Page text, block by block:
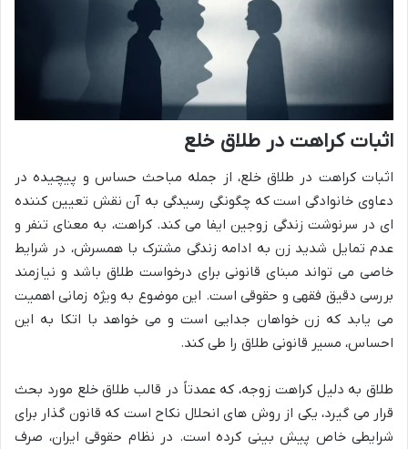
اثبات کراهت در طلاق خلع
اثبات کراهت در طلاق خلع، از جمله مباحث حساس و پیچیده در
دعاوی خانوادگی است که چگونگی رسیدگی به آن نقش تعیین کننده
ای در سرنوشت زندگی زوجین ایفا می کند. کراهت، به معنای تنفر و
عدم تمایل شدید زن به ادامه زندگی مشترک با همسرش، در شرایط
خاصی می تواند مبنای قانونی برای درخواست طلاق باشد و نیازمند
بررسی دقیق فقهی و حقوقی است. این موضوع به ویژه زمانی اهمیت
می یابد که زن خواهان جدایی است و می خواهد با اتکا به این
احساس، مسیر قانونی طلاق را طی کند.
طلاق به دلیل کراهت زوجه، که عمدتاً در قالب طلاق خلع مورد بحث
قرار می گیرد، یکی از روش های انحلال نکاح است که قانون گذار برای
شرایطی خاص پیش بینی کرده است. در نظام حقوقی ایران، صرف